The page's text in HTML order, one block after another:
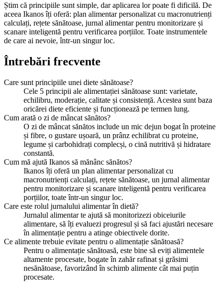
Știm că principiile sunt simple, dar aplicarea lor poate fi dificilă. De
aceea Ikanos îți oferă: plan alimentar personalizat cu macronutrienți
calculați, rețete sănătoase, jurnal alimentar pentru monitorizare și
scanare inteligentă pentru verificarea porțiilor. Toate instrumentele
de care ai nevoie, într-un singur loc.
Întrebări frecvente
Care sunt principiile unei diete sănătoase?
Cele 5 principii ale alimentației sănătoase sunt: varietate,
echilibru, moderație, calitate și consistență. Acestea sunt baza
oricărei diete eficiente și funcționează pe termen lung.
Cum arată o zi de mâncat sănătos?
O zi de mâncat sănătos include un mic dejun bogat în proteine
și fibre, o gustare ușoară, un prânz echilibrat cu proteine,
legume și carbohidrați complecși, o cină nutritivă și hidratare
constantă.
Cum mă ajută Ikanos să mănânc sănătos?
Ikanos îți oferă un plan alimentar personalizat cu
macronutrienți calculați, rețete sănătoase, un jurnal alimentar
pentru monitorizare și scanare inteligentă pentru verificarea
porțiilor, toate într-un singur loc.
Care este rolul jurnalului alimentar în dietă?
Jurnalul alimentar te ajută să monitorizezi obiceiurile
alimentare, să îți evaluezi progresul și să faci ajustări necesare
în alimentație pentru a atinge obiectivele dorite.
Ce alimente trebuie evitate pentru o alimentație sănătoasă?
Pentru o alimentație sănătoasă, este bine să eviți alimentele
altamente procesate, bogate în zahăr rafinat și grăsimi
nesănătoase, favorizând în schimb alimente cât mai puțin
procesate.